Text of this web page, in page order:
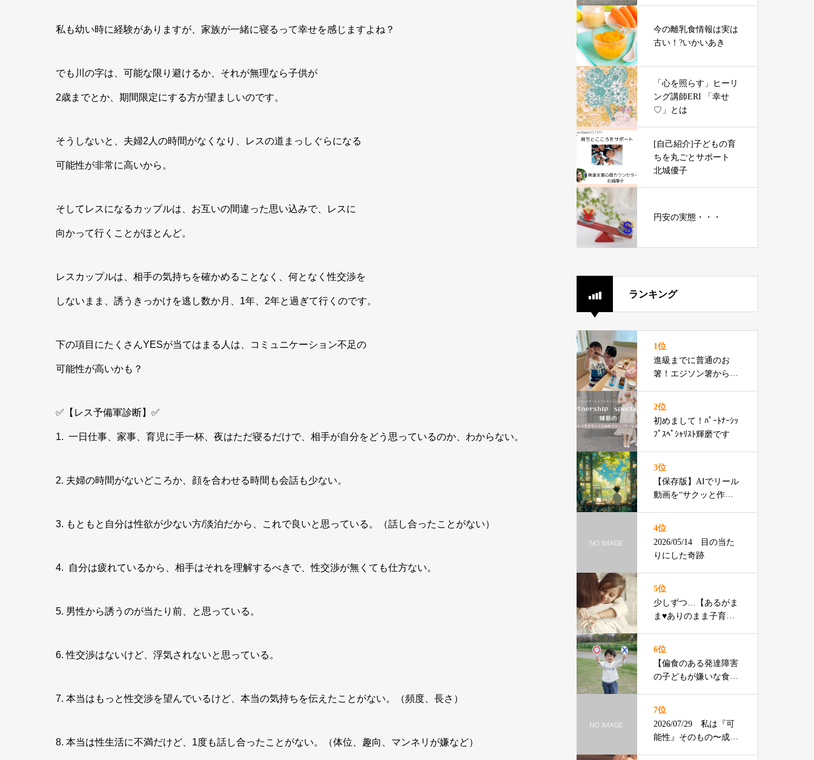
私も幼い時に経験がありますが、家族が一緒に寝るって幸せを感じますよね？
でも川の字は、可能な限り避けるか、それが無理なら子供が
2歳までとか、期間限定にする方が望ましいのです。
そうしないと、夫婦2人の時間がなくなり、レスの道まっしぐらになる
可能性が非常に高いから。
そしてレスになるカップルは、お互いの間違った思い込みで、レスに
向かって行くことがほとんど。
レスカップルは、相手の気持ちを確かめることなく、何となく性交渉を
しないまま、誘うきっかけを逃し数か月、1年、2年と過ぎて行くのです。
下の項目にたくさんYESが当てはまる人は、コミュニケーション不足の
可能性が高いかも？
✅【レス予備軍診断】✅
1. 一日仕事、家事、育児に手一杯、夜はただ寝るだけで、相手が自分をどう思っているのか、わからない。
2. 夫婦の時間がないどころか、顔を合わせる時間も会話も少ない。
3. もともと自分は性欲が少ない方/淡泊だから、これで良いと思っている。（話し合ったことがない）
4. 自分は疲れているから、相手はそれを理解するべきで、性交渉が無くても仕方ない。
5. 男性から誘うのが当たり前、と思っている。
6. 性交渉はないけど、浮気されないと思っている。
7. 本当はもっと性交渉を望んでいるけど、本当の気持ちを伝えたことがない。（頻度、長さ）
8. 本当は性生活に不満だけど、1度も話し合ったことがない。（体位、趣向、マンネリが嫌など）
今の離乳食情報は実は
古い！?いかいあき
「心を照らす」ヒーリ
ング講師ERI 「幸せ
♡」とは
[自己紹介]子どもの育
ちを丸ごとサポート
北城優子
円安の実態・・・
ランキング
1位
進級までに普通のお
箸！エジソン箸からの
2位
初めまして！ﾊﾟｰﾄﾅｰｼｯ
ﾌﾟｽﾍﾟｼｬﾘｽﾄ輝磨です
3位
【保存版】AIでリール
動画を“サクッと作る”3
4位
2026/05/14 目の当た
りにした奇跡
5位
少しずつ…【あるがま
ま♥️ありのまま子育
6位
【偏食のある発達障害
の子どもが嫌いな食べ
7位
2026/07/29 私は『可
能性』そのもの〜成年